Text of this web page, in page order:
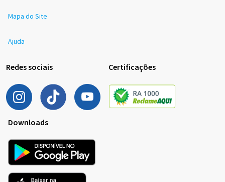
Mapa do Site
Ajuda
Redes sociais Certificações
Downloads